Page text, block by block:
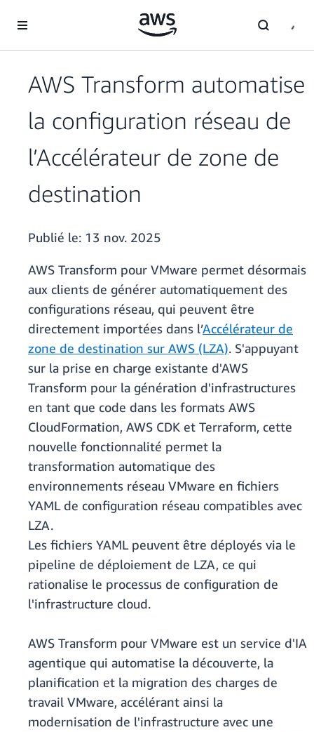
AWS Transform automatise
la configuration réseau de
l’Accélérateur de zone de
destination
Publié le: 13 nov. 2025
AWS Transform pour VMware permet désormais
aux clients de générer automatiquement des
configurations réseau, qui peuvent être
directement importées dans l’Accélérateur de
zone de destination sur AWS (LZA). S'appuyant
sur la prise en charge existante d'AWS
Transform pour la génération d'infrastructures
en tant que code dans les formats AWS
CloudFormation, AWS CDK et Terraform, cette
nouvelle fonctionnalité permet la
transformation automatique des
environnements réseau VMware en fichiers
YAML de configuration réseau compatibles avec
LZA.
Les fichiers YAML peuvent être déployés via le
pipeline de déploiement de LZA, ce qui
rationalise le processus de configuration de
l'infrastructure cloud.
AWS Transform pour VMware est un service d'IA
agentique qui automatise la découverte, la
planification et la migration des charges de
travail VMware, accélérant ainsi la
modernisation de l'infrastructure avec une